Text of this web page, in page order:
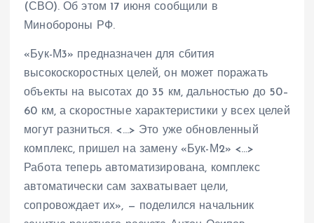
(СВО). Об этом 17 июня сообщили в
Минобороны РФ.
«Бук-М3» предназначен для сбития
высокоскоростных целей, он может поражать
объекты на высотах до 35 км, дальностью до 50–
60 км, а скоростные характеристики у всех целей
могут разниться. <…> Это уже обновленный
комплекс, пришел на замену «Бук-М2» <…>
Работа теперь автоматизирована, комплекс
автоматически сам захватывает цели,
сопровождает их», — поделился начальник